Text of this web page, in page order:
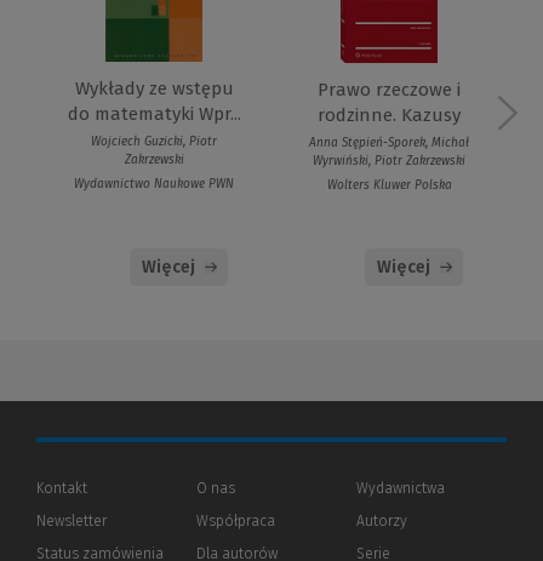
Wykłady ze wstępu
do matematyki Wpr...
Wojciech Guzicki, Piotr
Zakrzewski
Wydawnictwo Naukowe PWN
Więcej
Prawo rzeczowe i
rodzinne. Kazusy
Anna Stępień-Sporek, Michał
Wyrwiński, Piotr Zakrzewski
Wolters Kluwer Polska
Więcej
Kontakt
Newsletter
Status zamówienia
O nas
Współpraca
Dla autorów(Nowe
(Link
Wydawnictwa
Autorzy
Serie